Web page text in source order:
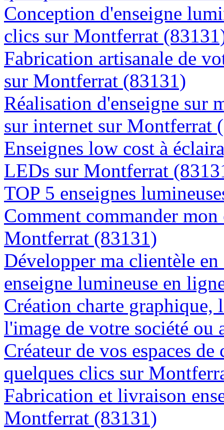
Conception d'enseigne
clics sur Montferrat
Fabrication artisanale de
sur Montferrat (83131)
Réalisation d'enseigne sur
sur internet sur Montferrat
Enseignes low cost à
LEDs sur Montferrat
TOP 5 enseignes
Comment commander
Montferrat (83131)
Développer ma clientèle
enseigne lumineuse en
Création charte graphique,
l'image de votre société
Créateur de vos espaces
quelques clics sur
Fabrication et livraison
Montferrat (83131)